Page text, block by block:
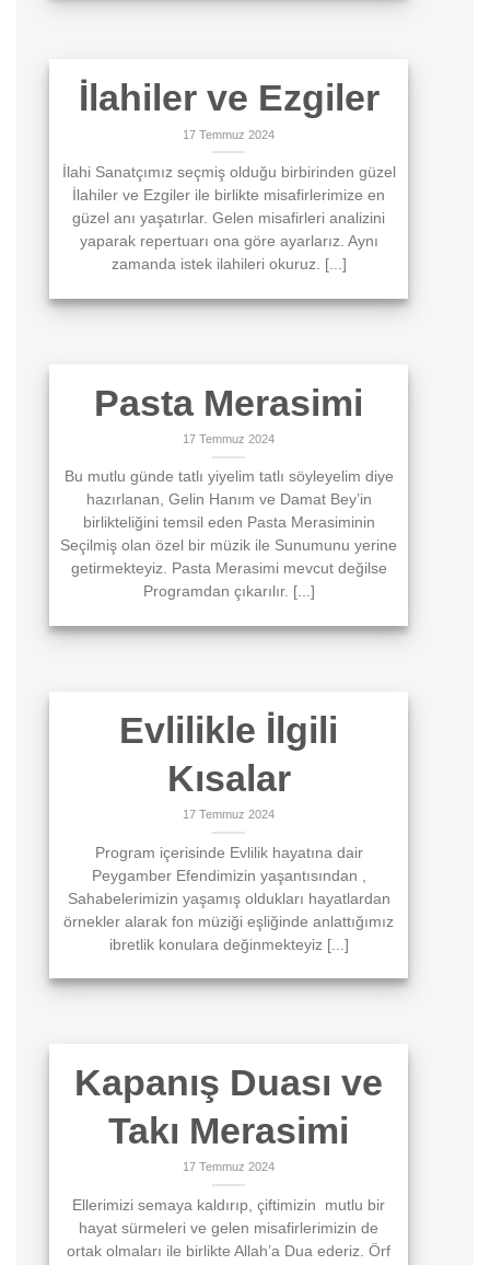
İlahiler ve Ezgiler
17 Temmuz 2024
İlahi Sanatçımız seçmiş olduğu birbirinden güzel
İlahiler ve Ezgiler ile birlikte misafirlerimize en
güzel anı yaşatırlar. Gelen misafirleri analizini
yaparak repertuarı ona göre ayarlarız. Aynı
zamanda istek ilahileri okuruz. [...]
Pasta Merasimi
17 Temmuz 2024
Bu mutlu günde tatlı yiyelim tatlı söyleyelim diye
hazırlanan, Gelin Hanım ve Damat Bey’in
birlikteliğini temsil eden Pasta Merasiminin
Seçilmiş olan özel bir müzik ile Sunumunu yerine
getirmekteyiz. Pasta Merasimi mevcut değilse
Programdan çıkarılır. [...]
Evlilikle İlgili
Kısalar
17 Temmuz 2024
Program içerisinde Evlilik hayatına dair
Peygamber Efendimizin yaşantısından ,
Sahabelerimizin yaşamış oldukları hayatlardan
örnekler alarak fon müziği eşliğinde anlattığımız
ibretlik konulara değinmekteyiz [...]
Kapanış Duası ve
Takı Merasimi
17 Temmuz 2024
Ellerimizi semaya kaldırıp, çiftimizin mutlu bir
hayat sürmeleri ve gelen misafirlerimizin de
ortak olmaları ile birlikte Allah’a Dua ederiz. Örf